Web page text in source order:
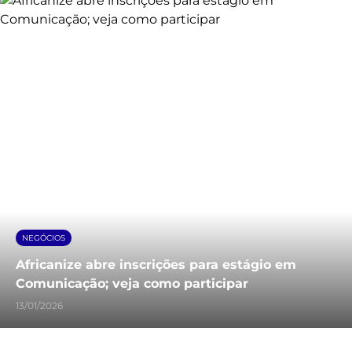
NEGÓCIOS
Africanize abre inscrições para estágio em
Comunicação; veja como participar
13/01/2026